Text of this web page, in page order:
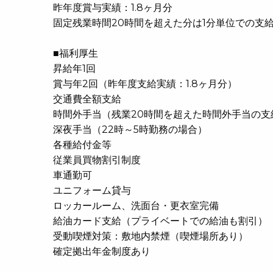
昨年度賞与実績：1.8ヶ月分
固定残業時間20時間を超えた分は1分単位での支
■福利厚生
昇給年1回
賞与年2回（昨年度支給実績：1.8ヶ月分）
交通費全額支給
時間外手当（残業20時間を超えた時間外手当の支
深夜手当（22時～5時勤務の場合）
各種給付金等
従業員買物割引制度
車通勤可
ユニフォーム貸与
ロッカールーム、洗面台・更衣室完備
給油カード支給（プライベートでの給油も割引）
受動喫煙対策：敷地内禁煙（喫煙場所あり）
確定拠出年金制度あり